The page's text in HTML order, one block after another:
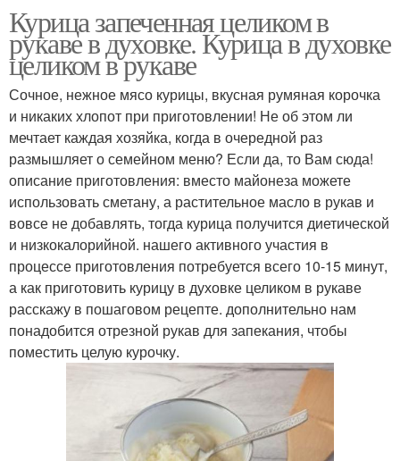
Курица запеченная целиком в
рукаве в духовке. Курица в духовке
целиком в рукаве
Сочное, нежное мясо курицы, вкусная румяная корочка
и никаких хлопот при приготовлении! Не об этом ли
мечтает каждая хозяйка, когда в очередной раз
размышляет о семейном меню? Если да, то Вам сюда!
описание приготовления: вместо майонеза можете
использовать сметану, а растительное масло в рукав и
вовсе не добавлять, тогда курица получится диетической
и низкокалорийной. нашего активного участия в
процессе приготовления потребуется всего 10-15 минут,
а как приготовить курицу в духовке целиком в рукаве
расскажу в пошаговом рецепте. дополнительно нам
понадобится отрезной рукав для запекания, чтобы
поместить целую курочку.